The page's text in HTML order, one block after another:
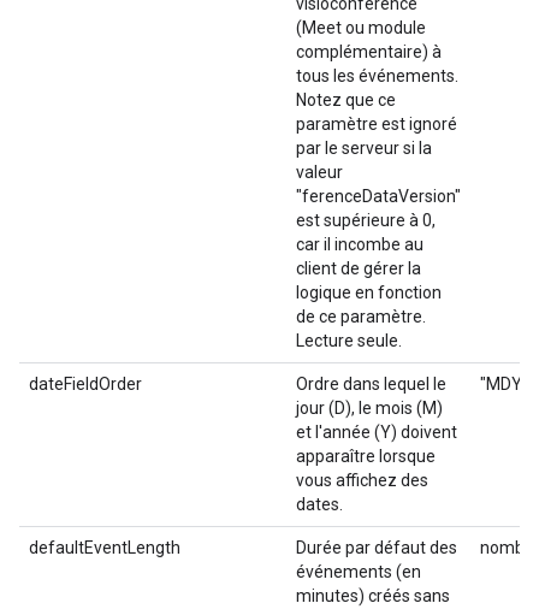
(Meet ou module
complémentaire) à
tous les événements.
Notez que ce
paramètre est ignoré
par le serveur si la
valeur
"ferenceDataVersion"
est supérieure à 0,
car il incombe au
client de gérer la
logique en fonction
de ce paramètre.
Lecture seule.
dateFieldOrder
Ordre dans lequel le
jour (D), le mois (M)
et l'année (Y) doivent
apparaître lorsque
vous affichez des
dates.
"MDY",
defaultEventLength
Durée par défaut des
événements (en
minutes) créés sans